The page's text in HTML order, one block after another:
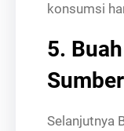
konsumsi
5.
Selanjutnya